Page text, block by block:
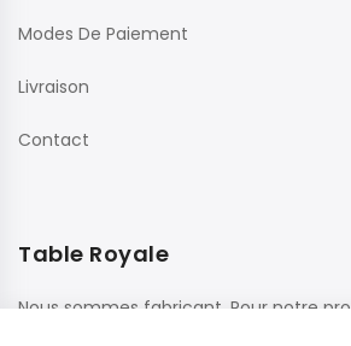
Modes De Paiement
Livraison
Contact
Table Royale
Nous sommes fabricant. Pour notre